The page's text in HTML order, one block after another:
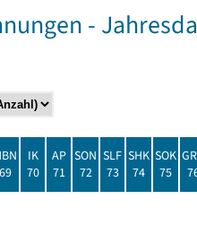
-
69
IK
70
AP
71
SON
72
SLF
73
SHK
74
SOK
75